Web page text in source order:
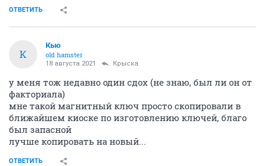
ОТВЕТИТЬ
К
Кью
old hamster
18 августа 2021 Крыска
у меня тож недавно один сдох (не знаю, был ли он от
факториала)
мне такой магнитный ключ просто скопировали в
ближайшем киоске по изготовлению ключей, благо
был запасной
лучше копировать на новый...
ОТВЕТИТЬ